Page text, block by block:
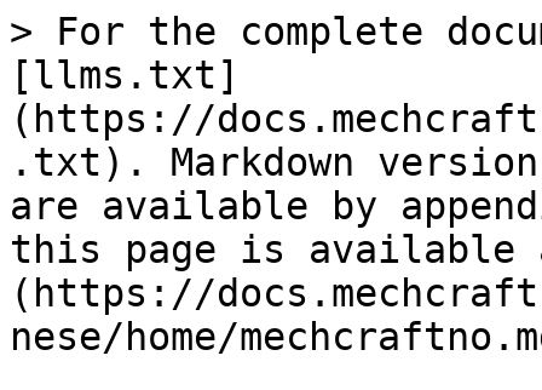
> For the complete
[llms.txt]
(https://
.txt). Markdown
are available by
this page is available
(https://
nese/home/